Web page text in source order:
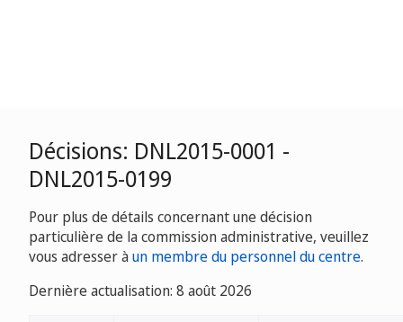
Décisions: DNL2015-0001 -
DNL2015-0199
Pour plus de détails concernant une décision
particulière de la commission administrative, veuillez
vous adresser àun membre du personnel du centre.
Dernière actualisation: 8 août 2026